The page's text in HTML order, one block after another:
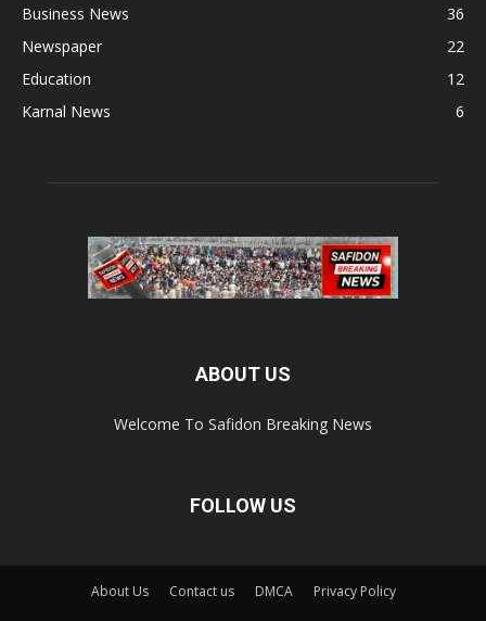
Business News
36
Newspaper
22
Education
12
Karnal News
6
ABOUT US
Welcome To Safidon Breaking News
FOLLOW US
About Us Contact us DMCA Privacy Policy